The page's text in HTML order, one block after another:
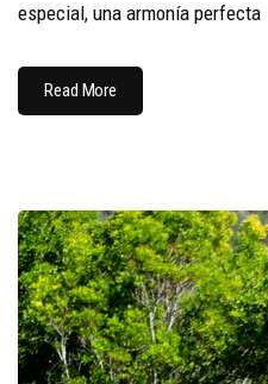
especial, una armonía perfecta
Read More